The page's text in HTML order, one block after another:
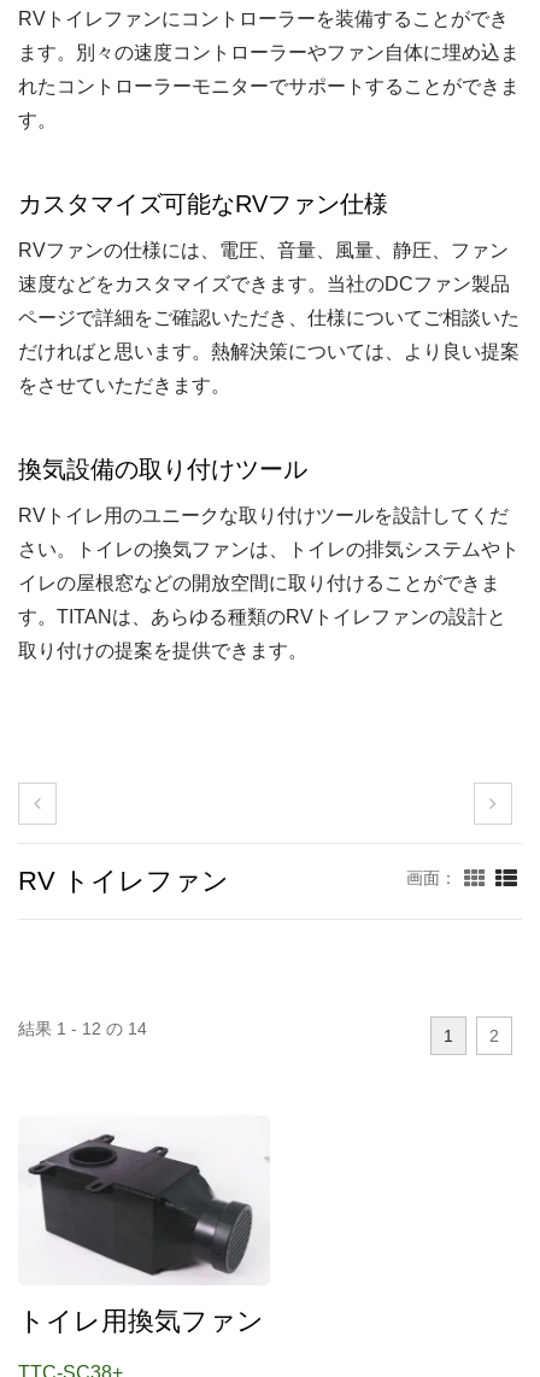
RVトイレファンにコントローラーを装備することができ
ます。別々の速度コントローラーやファン自体に埋め込ま
れたコントローラーモニターでサポートすることができま
す。
カスタマイズ可能なRVファン仕様
RVファンの仕様には、電圧、音量、風量、静圧、ファン
速度などをカスタマイズできます。当社のDCファン製品
ページで詳細をご確認いただき、仕様についてご相談いた
だければと思います。熱解決策については、より良い提案
をさせていただきます。
換気設備の取り付けツール
RVトイレ用のユニークな取り付けツールを設計してくだ
さい。トイレの換気ファンは、トイレの排気システムやト
イレの屋根窓などの開放空間に取り付けることができま
す。TITANは、あらゆる種類のRVトイレファンの設計と
取り付けの提案を提供できます。
RV トイレファン 画面：
結果 1 - 12 の 14 1 2
トイレ用換気ファン